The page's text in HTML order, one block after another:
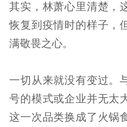
其实，林萧心里清楚，
恢复到疫情时的样子，
满敬畏之心。
一切从来就没有变过。
号的模式或企业并无太
这一次品类换成了火锅